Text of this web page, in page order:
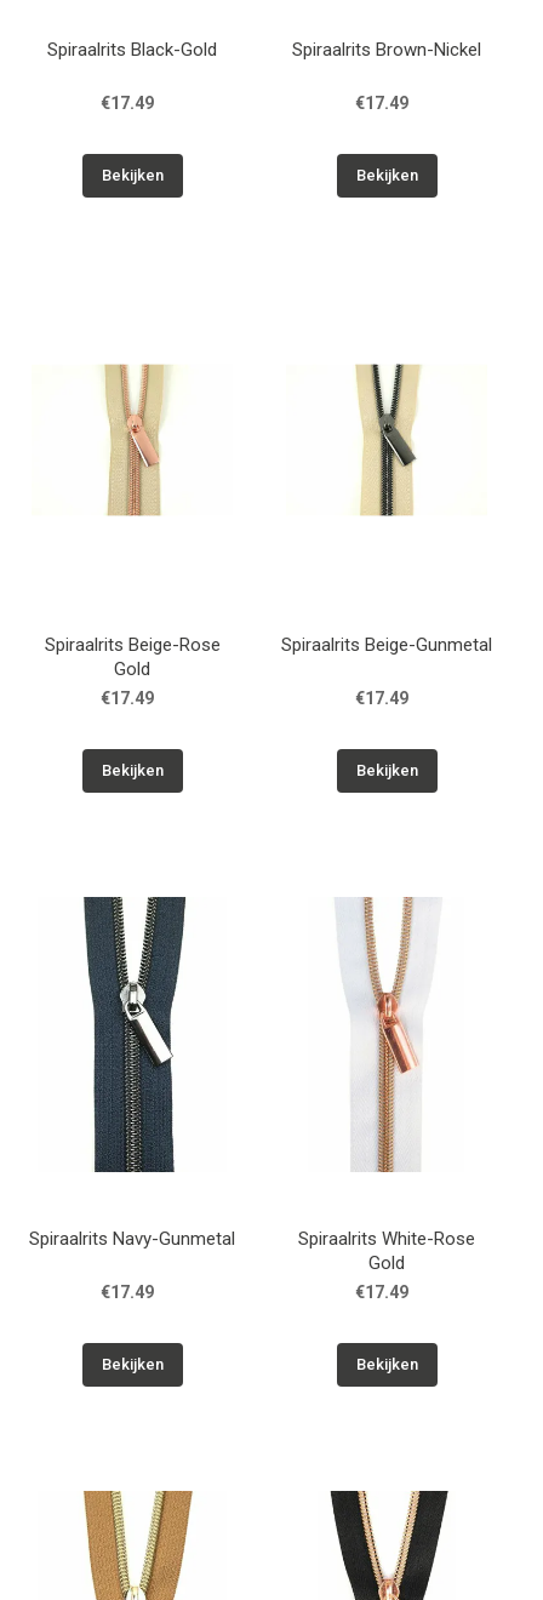
Spiraalrits Black-Gold
€17.49
Bekijken
Spiraalrits Brown-Nickel
€17.49
Bekijken
Spiraalrits Beige-Rose
Gold
€17.49
Bekijken
Spiraalrits Beige-Gunmetal
€17.49
Bekijken
Spiraalrits Navy-Gunmetal
€17.49
Bekijken
Spiraalrits White-Rose
Gold
€17.49
Bekijken